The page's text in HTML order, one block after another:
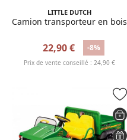
LITTLE DUTCH
Camion transporteur en bois
22,90 € -8%
Prix de vente conseillé : 24,90 €